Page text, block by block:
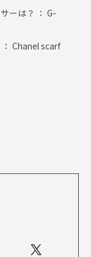
ーは？ ： G-
Chanel scarf